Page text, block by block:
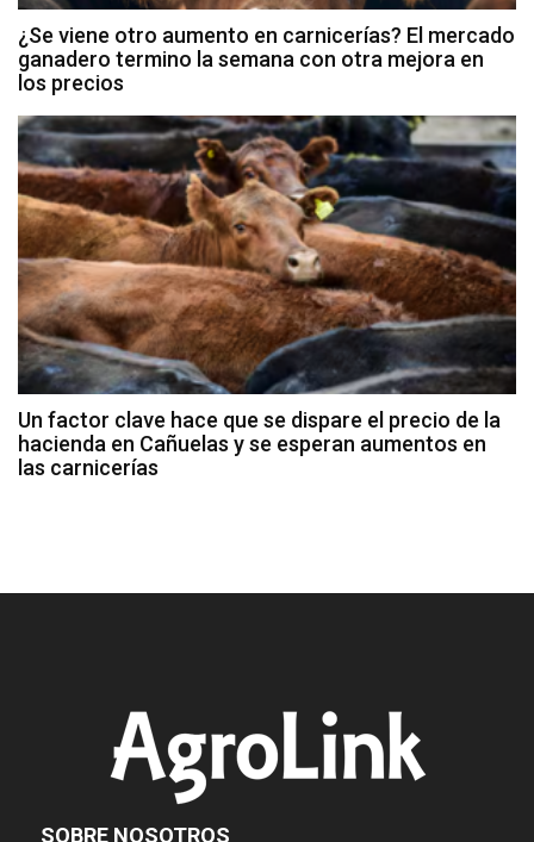
¿Se viene otro aumento en carnicerías? El mercado
ganadero termino la semana con otra mejora en
los precios
Un factor clave hace que se dispare el precio de la
hacienda en Cañuelas y se esperan aumentos en
las carnicerías
SOBRE NOSOTROS